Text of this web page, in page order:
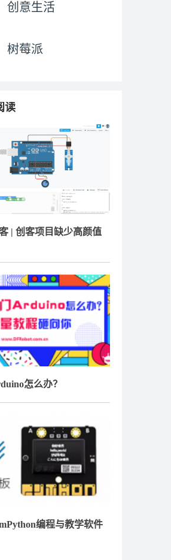
创意生活
树莓派
读
| 创客项目缺少高颜值
怎么办？
编程与教学软件